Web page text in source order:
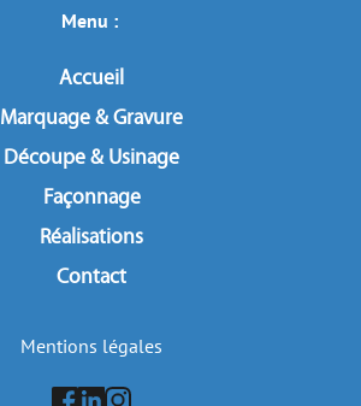
Menu :
Accueil
Marquage & Gravure
Découpe & Usinage
Façonnage
Réalisations
Contact
Mentions légales